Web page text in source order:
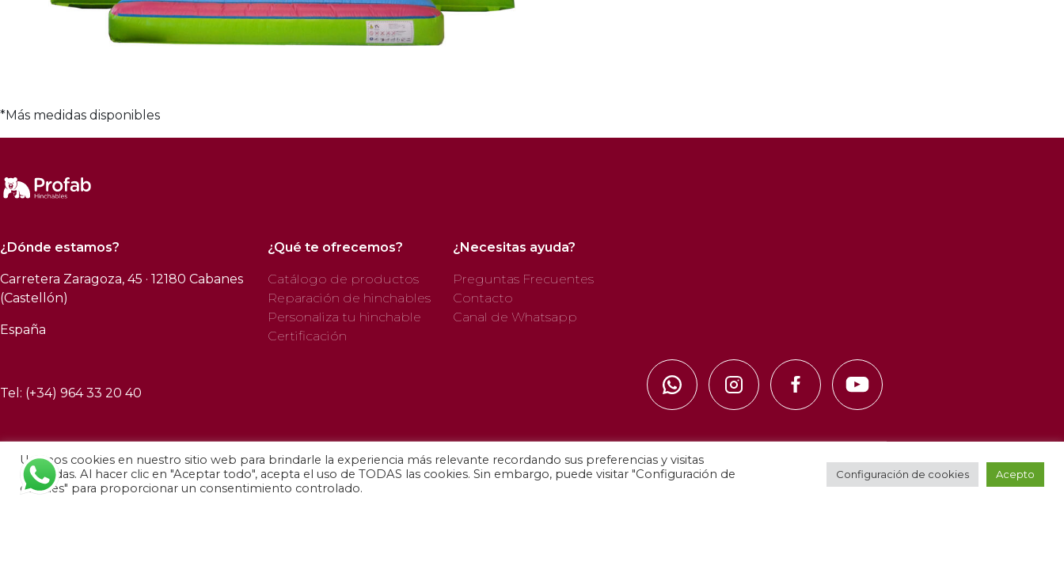
*Más medidas disponibles
¿Dónde estamos?
Carretera Zaragoza, 45 · 12180 Cabanes
(Castellón)
España
Tel: (+34) 964 33 20 40
¿Qué te ofrecemos?
Catálogo de productos
Reparación de hinchables
Personaliza tu hinchable
Certificación
¿Necesitas ayuda?
Preguntas Frecuentes
Contacto
Canal de Whatsapp
© 2025 Profab Hinchables. Todos los derechos reservados. Política de privacidad Política de cookies
Usamos cookies en nuestro sitio web para brindarle la experiencia más relevante recordando sus preferencias y visitas
repetidas. Al hacer clic en "Aceptar todo", acepta el uso de TODAS las cookies. Sin embargo, puede visitar "Configuración de
cookies" para proporcionar un consentimiento controlado.
Configuración de cookies Acepto